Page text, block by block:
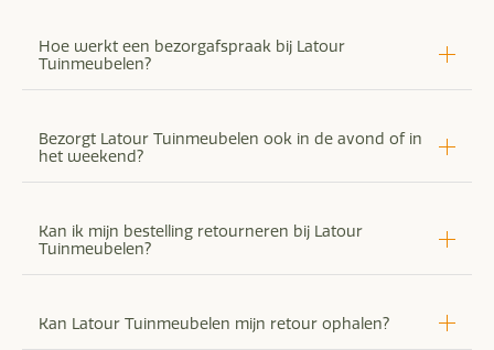
Hoe werkt een bezorgafspraak bij Latour
Tuinmeubelen?
Bezorgt Latour Tuinmeubelen ook in de avond of in
het weekend?
Kan ik mijn bestelling retourneren bij Latour
Tuinmeubelen?
Kan Latour Tuinmeubelen mijn retour ophalen?